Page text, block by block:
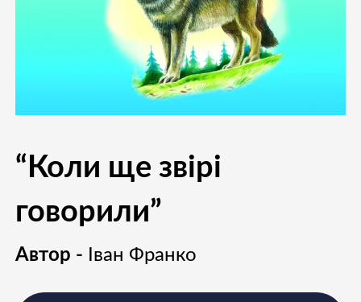
“Коли ще звірі
говорили”
Автор - Іван Франко